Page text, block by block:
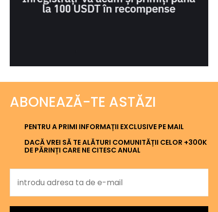
ABONEAZĂ-TE ASTĂZI
PENTRU A PRIMI INFORMAȚII EXCLUSIVE PE MAIL
DACĂ VREI SĂ TE ALĂTURI COMUNITĂȚII CELOR +300K
DE PĂRINȚI CARE NE CITESC ANUAL